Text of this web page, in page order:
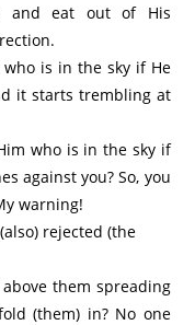
and eat out of His
who is in the sky if He
it starts trembling at
who is in the sky if
against you? So, you
warning!
rejected (the
them spreading
(them) in? No one